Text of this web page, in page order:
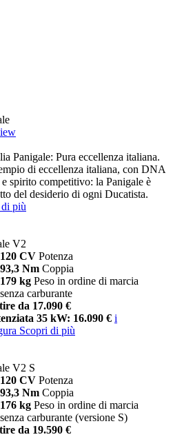
Panigale: Pura eccellenza italiana.
di eccellenza italiana, con DNA
spirito competitivo: la Panigale è
del desiderio di ogni Ducatista.
più
V2
120 CV Potenza
93,3 Nm Coppia
179 kg Peso in ordine di marcia
senza carburante
da 17.090 €
35 kW: 16.090 € i
Scopri di più
V2 S
120 CV Potenza
93,3 Nm Coppia
176 kg Peso in ordine di marcia
senza carburante (versione S)
da 19.590 €